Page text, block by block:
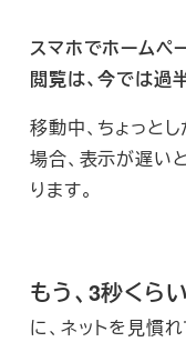
スマホでホームペ
閲覧は、今では過
移動中、ちょっと
場合、表示が遅い
ります。
もう、3秒くら
に、ネットを見慣